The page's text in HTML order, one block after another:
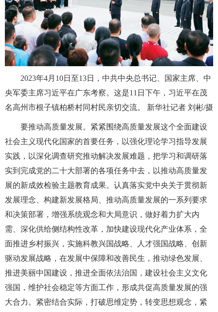
2023年4月10日至13日，中共中央总书记、国家主席、中
央军委主席习近平在广东考察。这是11日下午，习近平在茂
名高州市根子镇柏桥村同村民亲切交流。 新华社记者 刘彬/摄
要推动高质量发展。紧紧围绕高质量发展这个全面建设
社会主义现代化国家的首要任务，以强化理论学习指导发展
实践，以深化调查研究推动解决发展难题，把学习和调研落
实到完成党的二十大部署的各项任务中去，以推动高质量发
展的新成效检验主题教育成果。认真落实党中央关于贯彻新
发展理念、构建新发展格局、推动高质量发展的一系列要求
和决策部署，增强系统观念和大局意识，做好着力扩大内
需、深化供给侧结构性改革，加快建设现代化产业体系，全
面推进乡村振兴，实施科教兴国战略、人才强国战略、创新
驱动发展战略，在发展中保障和改善民生，推动绿色发展、
推进美丽中国建设，推进全面依法治国，建设社会主义文化
强国，维护社会稳定等方面工作，形成共促高质量发展的强
大合力。紧密结合实际，打破思维定势，转变思想观念，紧